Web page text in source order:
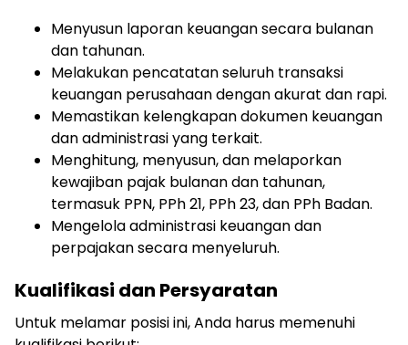
Menyusun laporan keuangan secara bulanan
dan tahunan.
Melakukan pencatatan seluruh transaksi
keuangan perusahaan dengan akurat dan rapi.
Memastikan kelengkapan dokumen keuangan
dan administrasi yang terkait.
Menghitung, menyusun, dan melaporkan
kewajiban pajak bulanan dan tahunan,
termasuk PPN, PPh 21, PPh 23, dan PPh Badan.
Mengelola administrasi keuangan dan
perpajakan secara menyeluruh.
Kualifikasi dan Persyaratan
Untuk melamar posisi ini, Anda harus memenuhi